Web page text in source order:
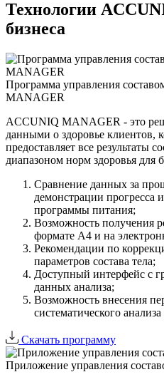
Технологии
бизнеса
Программа управления
MANAGER
ACCUNIQ MANAGER - это
данными о здоровье клиентов,
предоставляет все результаты
диапазоном норм здоровья для
Сравнение данных за
демонстрации прогресса
программы питания;
Возможность получения
формате А4 и на
Рекомендации по
параметров состава тела;
Доступный интерфейс с
данных анализа;
Возможность внесения
систематического
Скачать программу
Приложение управления